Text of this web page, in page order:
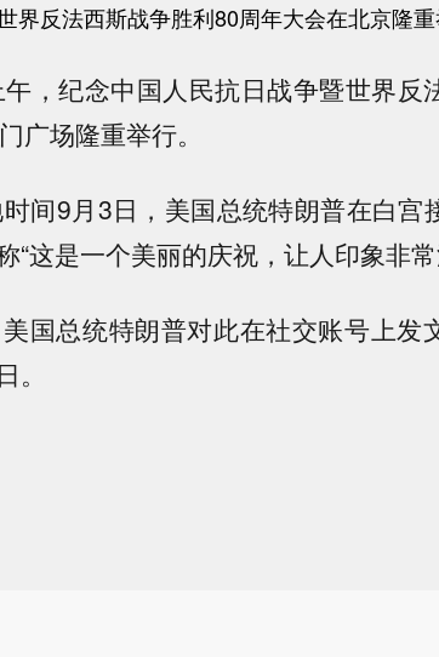
界反法西斯战争胜利80周年大会在北京隆
，纪念中国人民抗日战争暨世界反
广场隆重举行。
间9月3日，美国总统特朗普在白宫
这是一个美丽的庆祝，让人印象非常
国总统特朗普对此在社交账号上发